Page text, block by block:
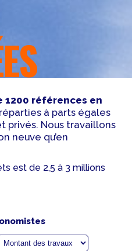
1200 références en
réparties à parts égales
privés. Nous travaillons
neuve qu’en
est de 2,5 à 3 millions